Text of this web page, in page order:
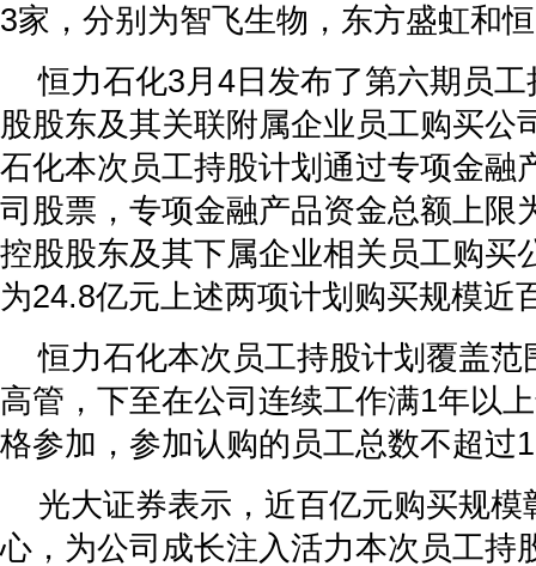
3家，分别为智飞生物，东方盛虹和
恒力石化3月4日发布了第六期员
股股东及其关联附属企业员工购买公
石化本次员工持股计划通过专项金融
司股票，专项金融产品资金总额上限
控股股东及其下属企业相关员工购买
为24.8亿元上述两项计划购买规模近
恒力石化本次员工持股计划覆盖范
高管，下至在公司连续工作满1年以
格参加，参加认购的员工总数不超过
光大证券表示，近百亿元购买规模
心，为公司成长注入活力本次员工持